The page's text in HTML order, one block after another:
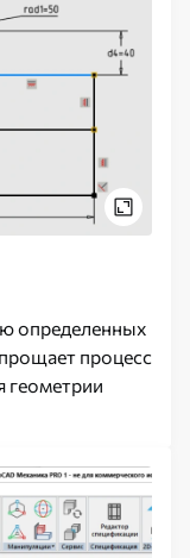
определенных
процесс
геометрии